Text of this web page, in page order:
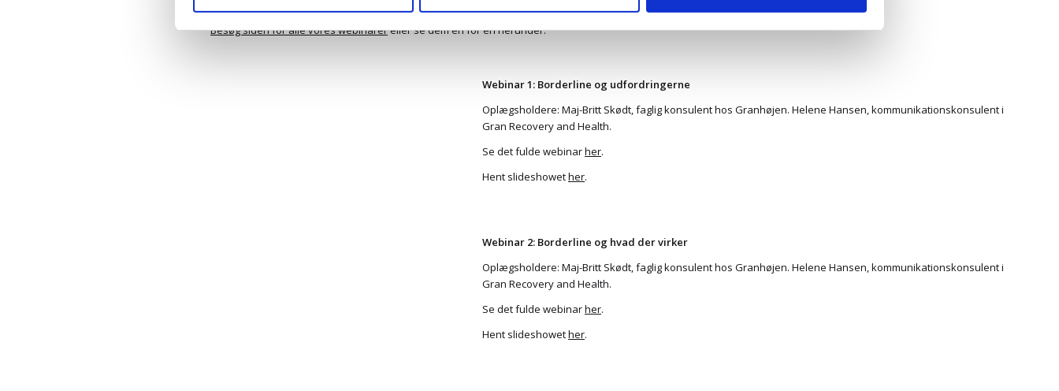
Besøg siden for alle vores webinarereller se dem én for én herunder:
Webinar 1: Borderline og udfordringerne
Oplægsholdere: Maj-Britt Skødt, faglig konsulent hos Granhøjen. Helene Hansen, kommunikationskonsulent i
Gran Recovery and Health.
Se det fulde webinarher.
Hent slideshowether.
Webinar 2: Borderline og hvad der virker
Oplægsholdere: Maj-Britt Skødt, faglig konsulent hos Granhøjen. Helene Hansen, kommunikationskonsulent i
Gran Recovery and Health.
Se det fulde webinarher.
Hent slideshowether.